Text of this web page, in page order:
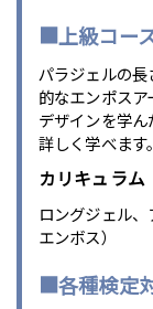
■上級コー
パラジェルの
的なエンポス
デザインを学
詳しく学べます。
カリキュラム
ロングジェル
エンボス）
■各種検定